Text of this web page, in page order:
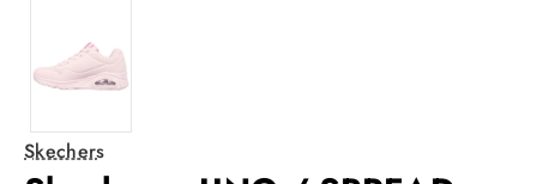
Skechers